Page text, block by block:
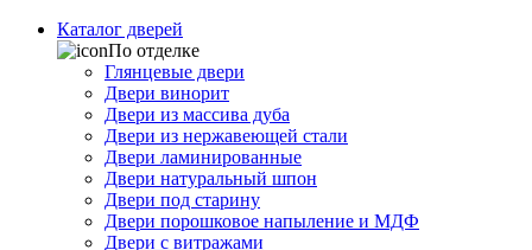
Каталог дверей
По отделке
Глянцевые двери
Двери винорит
Двери из массива дуба
Двери из нержавеющей стали
Двери ламинированные
Двери натуральный шпон
Двери под старину
Двери порошковое напыление и МДФ
Двери с витражами